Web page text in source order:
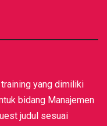
yang dimiliki
bidang Manajemen
judul sesuai